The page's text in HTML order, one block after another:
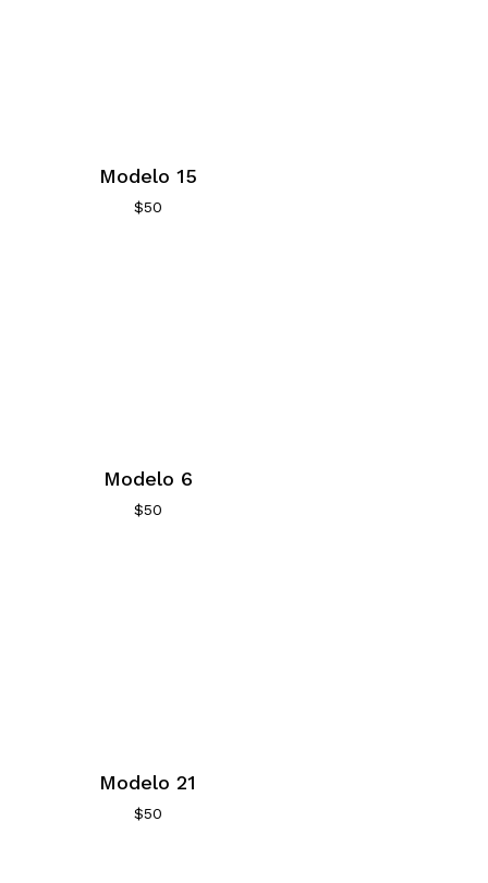
Modelo 15
$50
Modelo 6
$50
Modelo 21
$50